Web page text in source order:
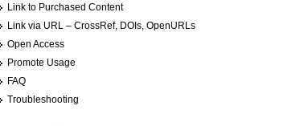
Link to Purchased Content
Link via URL – CrossRef, DOIs, OpenURLs
Open Access
Promote Usage
FAQ
Troubleshooting